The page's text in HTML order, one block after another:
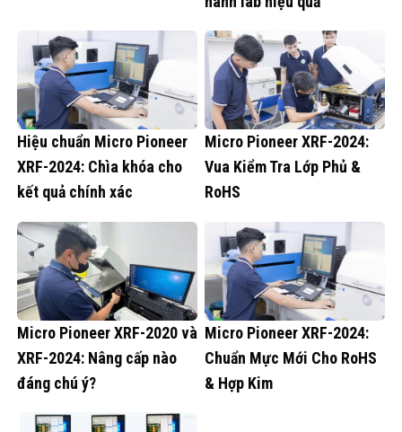
Hiệu chuẩn Micro Pioneer
XRF-2024: Chìa khóa cho
kết quả chính xác
Micro Pioneer XRF-2024:
Vua Kiểm Tra Lớp Phủ &
RoHS
Micro Pioneer XRF-2020 và
XRF-2024: Nâng cấp nào
đáng chú ý?
Micro Pioneer XRF-2024:
Chuẩn Mực Mới Cho RoHS
& Hợp Kim